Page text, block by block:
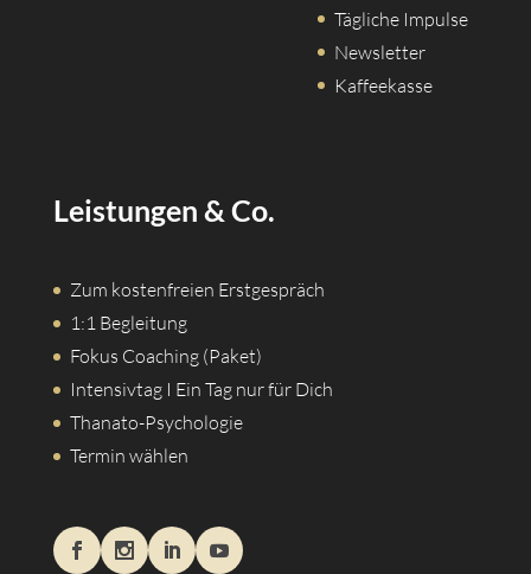
Tägliche Impulse
Newsletter
Kaffeekasse
Leistungen & Co.
Zum kostenfreien Erstgespräch
1:1 Begleitung
Fokus Coaching (Paket)
Intensivtag I Ein Tag nur für Dich
Thanato-Psychologie
Termin wählen